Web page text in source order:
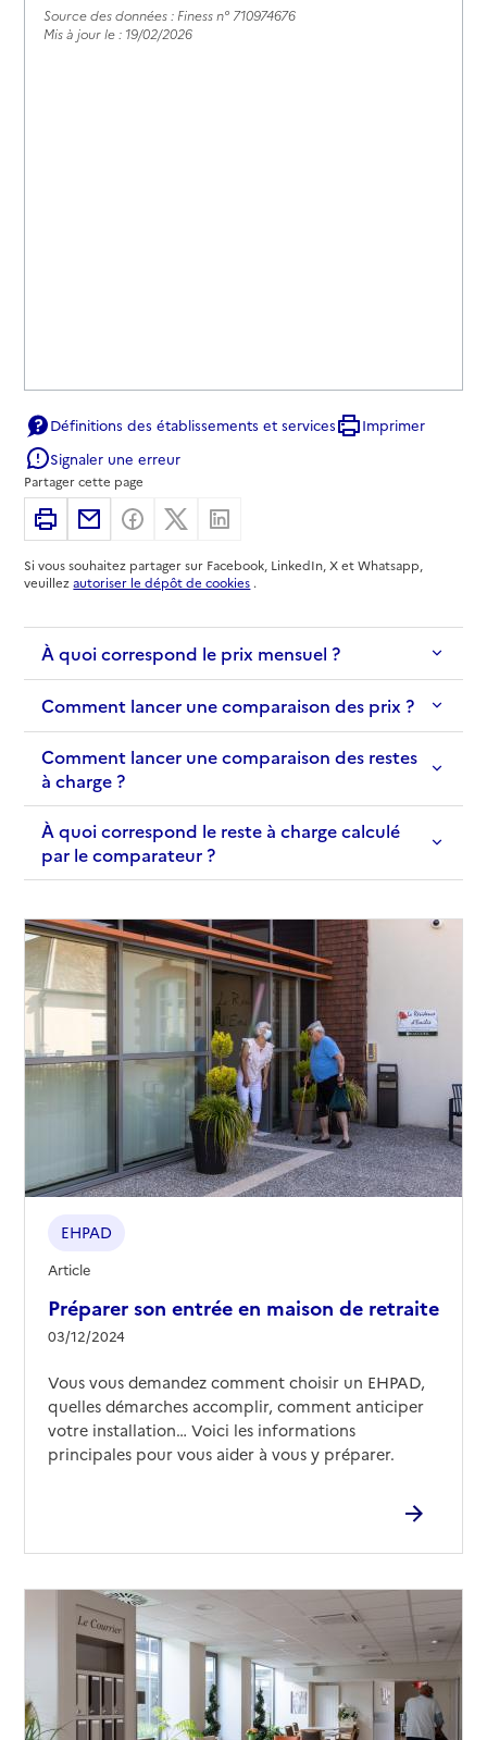
Source des données : Finess n° 710974676
Mis à jour le : 19/02/2026
Définitions des établissements et services
Imprimer
Signaler une erreur
Partager cette page
ImprimerPartager par email
Partager sur Facebook
Partager sur X
Si vous souhaitez partager sur Facebook, LinkedIn, X et Whatsapp,
veuillezautoriser le dépôt de cookies .
À quoi correspond le prix mensuel ?
Comment lancer une comparaison des prix ?
Comment lancer une comparaison des restes
à charge ?
À quoi correspond le reste à charge calculé
par le comparateur ?
Préparer son entrée en maison de retraite
03/12/2024
EHPAD
Article
Vous vous demandez comment choisir un EHPAD,
quelles démarches accomplir, comment anticiper
votre installation… Voici les informations
principales pour vous aider à vous y préparer.